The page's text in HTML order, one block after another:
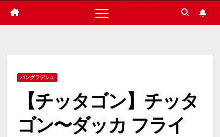
バングラデシュ
【チッタゴン】チッタ
ゴン〜ダッカ フライ